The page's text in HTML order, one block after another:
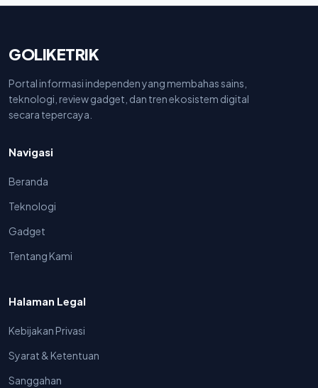
GOLIKETRIK
Portal informasi independen yang membahas sains,
teknologi, review gadget, dan tren ekosistem digital
secara tepercaya.
Navigasi
Beranda
Teknologi
Gadget
Tentang Kami
Halaman Legal
Kebijakan Privasi
Syarat & Ketentuan
Sanggahan